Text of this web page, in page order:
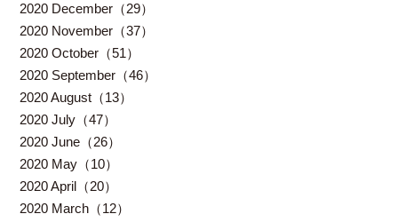
2020 December（29）
2020 November（37）
2020 October（51）
2020 September（46）
2020 August（13）
2020 July（47）
2020 June（26）
2020 May（10）
2020 April（20）
2020 March（12）